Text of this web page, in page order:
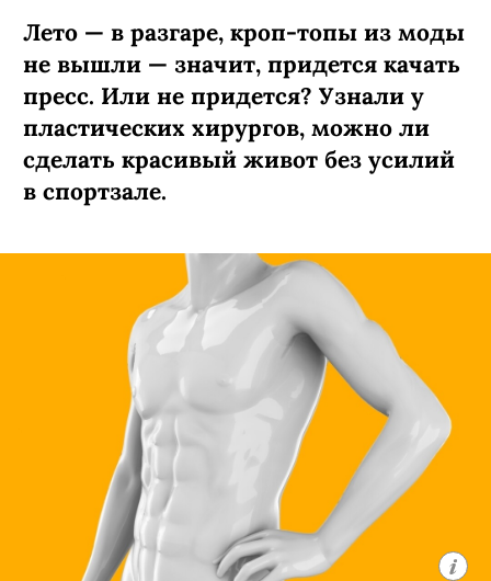
Лето — в разгаре, кроп-топы из моды
не вышли — значит, придется качать
пресс. Или не придется? Узнали у
пластических хирургов, можно ли
сделать красивый живот без усилий
в спортзале.